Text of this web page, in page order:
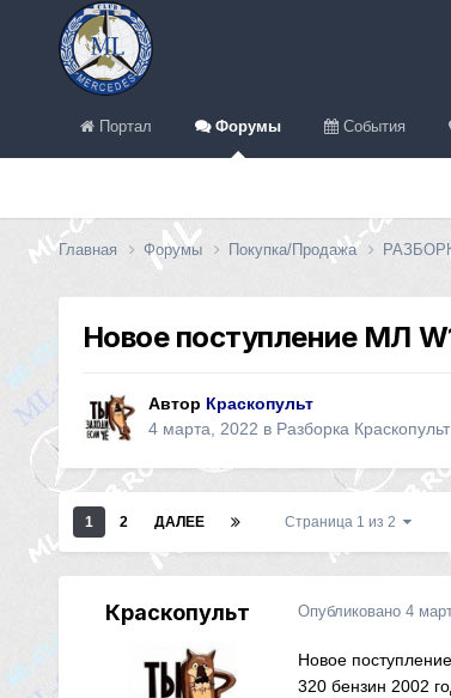
Портал Форумы События
Главная Форумы Покупка/Продажа
Новое поступление МЛ
Автор Краскопульт
4 марта, 2022 в Разборка Краскопульт
1 2 ДАЛЕЕ Страница 1 из 2
Краскопульт Опубликовано 4
Новое
320 бензин 2002